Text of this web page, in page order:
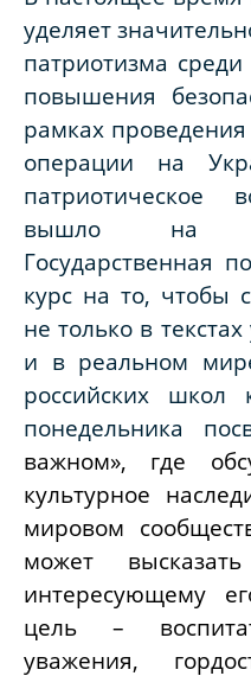
уделяет
патриотизма
повышения
рамках
операции на
патриотическое
вышло на
Государственная
курс на то, чтобы
не только в
и в реальном
российских
понедельника
важном», где
культурное
мировом
может
интересующему
цель –
уважения,